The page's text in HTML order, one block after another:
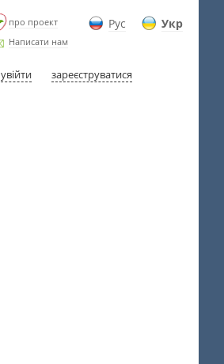
Рус Укр
про проект
Написати нам
увійти зареєструватися